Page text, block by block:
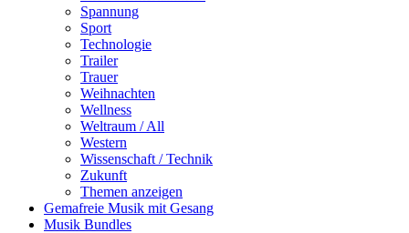
Spannung
Sport
Technologie
Trailer
Trauer
Weihnachten
Wellness
Weltraum / All
Western
Wissenschaft / Technik
Zukunft
Themen anzeigen
Gemafreie Musik mit Gesang
Musik Bundles